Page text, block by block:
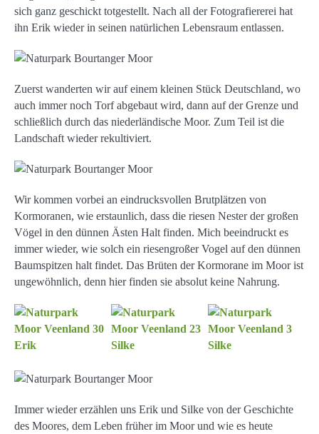
sich ganz geschickt totgestellt. Nach all der Fotografiererei hat
ihn Erik wieder in seinen natürlichen Lebensraum entlassen.
Zuerst wanderten wir auf einem kleinen Stück Deutschland, wo
auch immer noch Torf abgebaut wird, dann auf der Grenze und
schließlich durch das niederländische Moor. Zum Teil ist die
Landschaft wieder rekultiviert.
Wir kommen vorbei an eindrucksvollen Brutplätzen von
Kormoranen, wie erstaunlich, dass die riesen Nester der großen
Vögel in den dünnen Ästen Halt finden. Mich beeindruckt es
immer wieder, wie solch ein riesengroßer Vogel auf den dünnen
Baumspitzen halt findet. Das Brüten der Kormorane im Moor ist
ungewöhnlich, denn hier finden sie absolut keine Nahrung.
Immer wieder erzählen uns Erik und Silke von der Geschichte
des Moores, dem Leben früher im Moor und wie es heute